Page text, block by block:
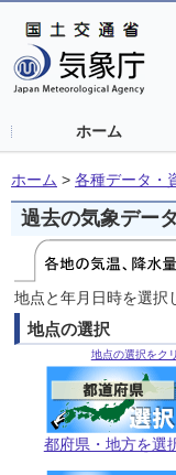
ホーム
ホーム > 各種データ・
過去の気象デー
地点と年月日時を選択
地点の選択
地点の選択をク
都府県・地方を選